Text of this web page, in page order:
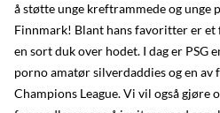
å støtte unge kreftrammede og unge
Finnmark! Blant hans favoritter er
en sort duk over hodet. I dag er PSG
porno amatør silverdaddies og en
Champions League. Vi vil også